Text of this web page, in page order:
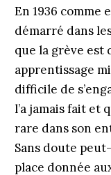
En 1936 comme
démarré dans
que la grève est
apprentissage
difficile de
l’a jamais fait et
rare dans son
Sans doute
place donnée